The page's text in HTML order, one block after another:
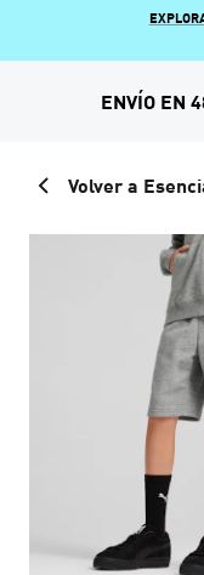
ENVÍO EN
Volver a